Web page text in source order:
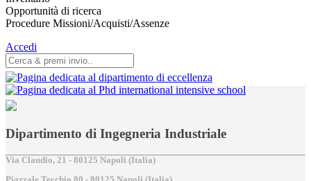
Opportunità di ricerca
Procedure Missioni/Acquisti/Assenze
Accedi
Dipartimento di Ingegneria Industriale
Via Claudio, 21 - 80125 Napoli (Italia)